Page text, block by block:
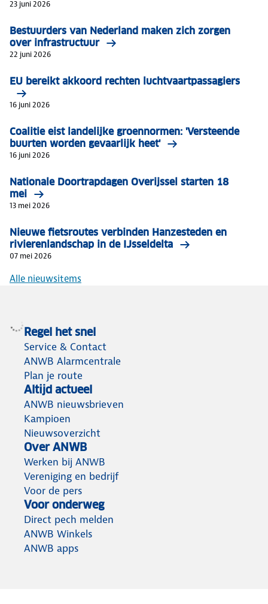
23 juni 2026
Bestuurders van Nederland maken zich zorgen
over infrastructuur
22 juni 2026
EU bereikt akkoord rechten luchtvaartpassagiers
16 juni 2026
Coalitie eist landelijke groennormen: 'Versteende
buurten worden gevaarlijk heet'
16 juni 2026
Nationale Doortrapdagen Overijssel starten 18
mei
13 mei 2026
Nieuwe fietsroutes verbinden Hanzesteden en
rivierenlandschap in de IJsseldelta
07 mei 2026
Alle nieuwsitems
Regel het snel
Service & Contact
ANWB Alarmcentrale
Plan je route
Altijd actueel
ANWB nieuwsbrieven
Kampioen
Nieuwsoverzicht
Over ANWB
Werken bij ANWB
Vereniging en bedrijf
Voor de pers
Voor onderweg
Direct pech melden
ANWB Winkels
ANWB apps